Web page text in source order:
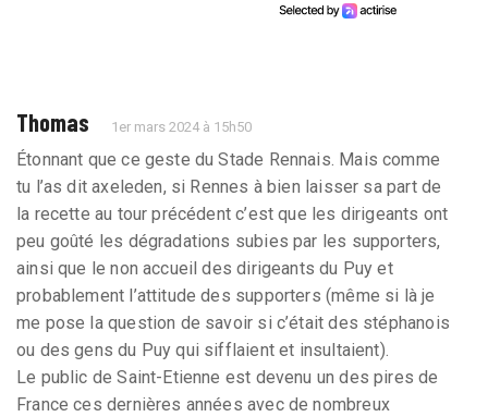
Thomas 1er mars 2024 à 15h50
Étonnant que ce geste du Stade Rennais. Mais comme
tu l’as dit axeleden, si Rennes à bien laisser sa part de
la recette au tour précédent c’est que les dirigeants ont
peu goûté les dégradations subies par les supporters,
ainsi que le non accueil des dirigeants du Puy et
probablement l’attitude des supporters (même si là je
me pose la question de savoir si c’était des stéphanois
ou des gens du Puy qui sifflaient et insultaient).
Le public de Saint-Etienne est devenu un des pires de
France ces dernières années avec de nombreux